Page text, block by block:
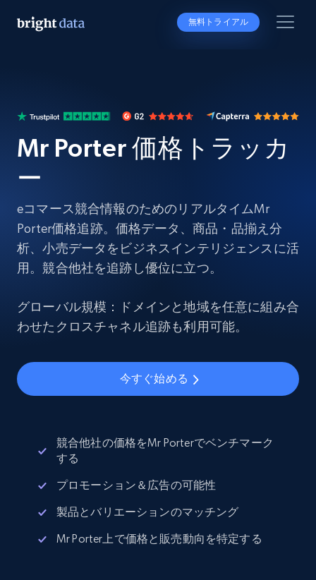
無料トライアル
Mr Porter 価格トラッカ
ー
eコマース競合情報のためのリアルタイムMr
Porter価格追跡。価格データ、商品・品揃え分
析、小売データをビジネスインテリジェンスに活
用。競合他社を追跡し優位に立つ。
グローバル規模：ドメインと地域を任意に組み合
わせたクロスチャネル追跡も利用可能。
今すぐ始める
競合他社の価格をMr Porterでベンチマーク
する
プロモーション＆広告の可能性
製品とバリエーションのマッチング
Mr Porter上で価格と販売動向を特定する